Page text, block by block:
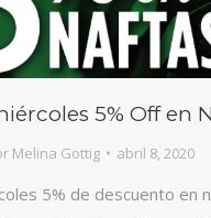
5% Off en
Melina Gottig abril 8, 2020
5% de descuento en